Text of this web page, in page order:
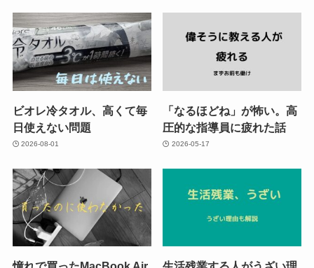
ビオレ冷タオル、高くて毎
日使えない問題
2026-08-01
「なるほどね」が怖い。高
圧的な指導員に疲れた話
2026-05-17